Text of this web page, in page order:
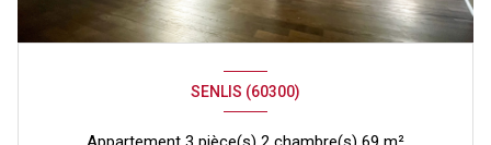
SENLIS (60300)